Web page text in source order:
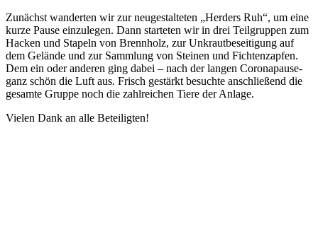
Zunächst wanderten wir zur neugestalteten „Herders Ruh“, um eine
kurze Pause einzulegen. Dann starteten wir in drei Teilgruppen zum
Hacken und Stapeln von Brennholz, zur Unkrautbeseitigung auf
dem Gelände und zur Sammlung von Steinen und Fichtenzapfen.
Dem ein oder anderen ging dabei – nach der langen Coronapause-
ganz schön die Luft aus. Frisch gestärkt besuchte anschließend die
gesamte Gruppe noch die zahlreichen Tiere der Anlage.
Vielen Dank an alle Beteiligten!